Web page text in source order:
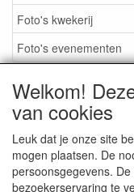
Foto's kwekerij
Foto's evenementen
TUINBEURZEN
CONTACT
Welkom!
van cookies
Leuk dat je onze site
mogen plaatsen. De
persoonsgegevens.
bezoekerservaring te